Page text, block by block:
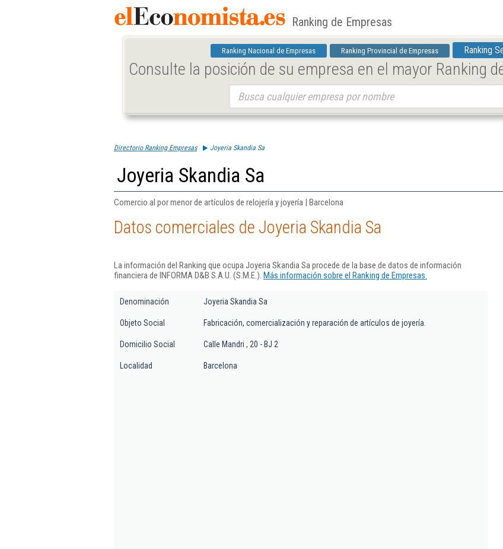
Ranking de Empresas
Ranking Nacional de Empresas Ranking Provincial de Empresas Ranking
Consulte la posición de su empresa en el mayor Ranking
Directorio Ranking Empresas Joyeria Skandia Sa
Joyeria Skandia Sa
Comercio al por menor de artículos de relojería y joyería | Barcelona
Datos comerciales de Joyeria Skandia Sa
La información del Ranking que ocupa Joyeria Skandia Sa procede de la base de datos de información
financiera de INFORMA D&B S.A.U. (S.M.E.). Más información sobre el Ranking de Empresas.
Denominación Joyeria Skandia Sa
Objeto Social Fabricación, comercialización y reparación de artículos de joyería.
Domicilio Social Calle Mandri , 20 - BJ 2
Localidad Barcelona